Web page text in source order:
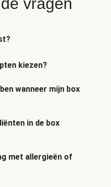
kiezen?
wanneer mijn box
in de box
met allergieën of